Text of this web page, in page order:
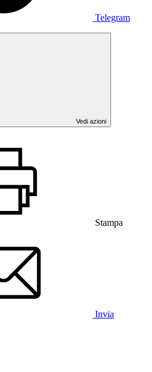
Telegram
Vedi azioni
Stampa
Invia